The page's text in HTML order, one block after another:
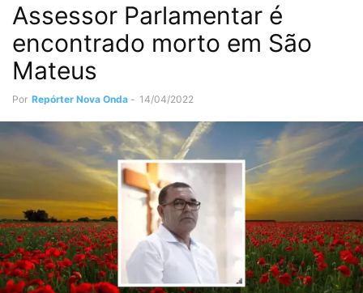
Assessor Parlamentar é
encontrado morto em São
Mateus
Por Repórter Nova Onda - 14/04/2022